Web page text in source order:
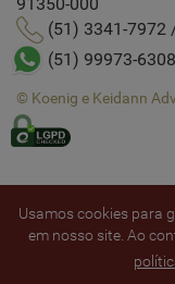
Usamos cookies para
em nosso site. Ao
(51) 3341-7972
(51) 99973-6308
© Koenig e Keidann